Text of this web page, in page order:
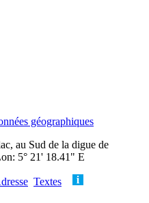
géographiques
au Sud de la digue de
5° 21' 18.41" E
Textes